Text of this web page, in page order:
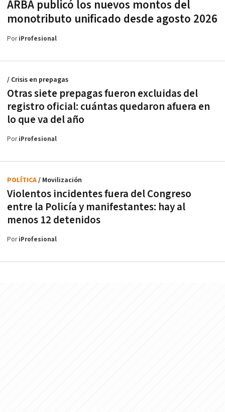
ARBA publicó los nuevos montos del
monotributo unificado desde agosto 2026
PoriProfesional
Otras siete prepagas fueron excluidas del
registro oficial: cuántas quedaron afuera en
lo que va del año
/ Crisis en prepagas
PoriProfesional
Violentos incidentes fuera del Congreso
entre la Policía y manifestantes: hay al
menos 12 detenidos
POLÍTICA/ Movilización
PoriProfesional